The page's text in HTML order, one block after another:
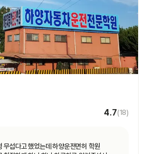
4.7(18)
무섭다고 했었는데 하양운전면허 학원